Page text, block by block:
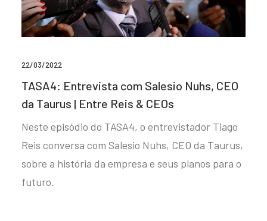
22/03/2022
TASA4: Entrevista com Salesio Nuhs, CEO
da Taurus | Entre Reis & CEOs
Neste episódio do TASA4, o entrevistador Tiago
Reis conversa com Salesio Nuhs, CEO da Taurus,
sobre a história da empresa e seus planos para o
futuro.